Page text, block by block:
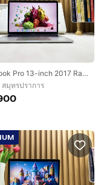
MacBook Pro 13-inch 2017 Ram8GB SSD256GB Silver
มุทรปราการ